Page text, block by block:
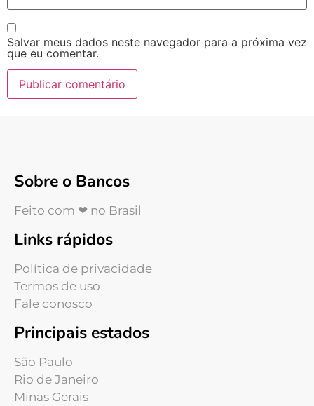
Salvar meus dados neste navegador para a próxima vez
que eu comentar.
Sobre o Bancos
Feito com ❤ no Brasil
Links rápidos
Política de privacidade
Termos de uso
Fale conosco
Principais estados
São Paulo
Rio de Janeiro
Minas Gerais